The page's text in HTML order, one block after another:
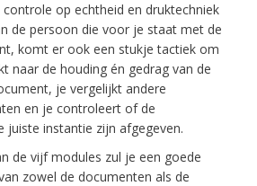
op echtheid en druktechniek
de persoon die voor je staat met de
komt er ook een stukje tactiek om
naar de houding én gedrag van de
je vergelijkt andere
en je controleert of de
juiste instantie zijn afgegeven.
de vijf modules zul je een goede
zowel de documenten als de